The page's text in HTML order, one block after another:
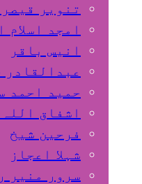
تنویر
امجد اسلام
انیس باقر
عبدالقادر
حمید احمد
اشفاق
فرحین شیخ
شہلا اعجاز
سرور منیر